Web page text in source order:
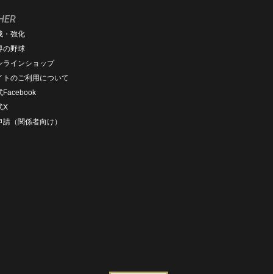
・強化
の野球
ラインショップ
トのご利用について
Facebook
X
請（関係者向け）